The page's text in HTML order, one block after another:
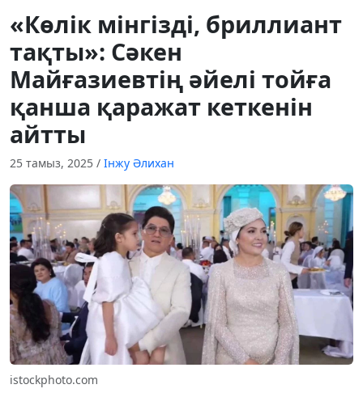
«Көлік мінгізді, бриллиант
тақты»: Сәкен
Майғазиевтің әйелі тойға
қанша қаражат кеткенін
айтты
25 тамыз, 2025 / Інжу Әлихан
istockphoto.com